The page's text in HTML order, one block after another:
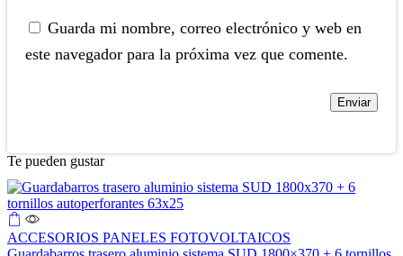
Guarda mi nombre, correo electrónico y web en
este navegador para la próxima vez que comente.
Te pueden gustar
ACCESORIOS PANELES FOTOVOLTAICOS